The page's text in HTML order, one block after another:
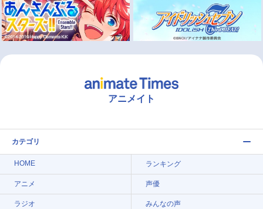
アニメイト
カテゴリ
HOME ランキング
アニメ 声優
ラジオ みんなの声